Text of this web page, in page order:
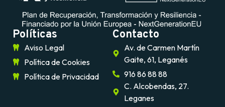
Políticas
Aviso Legal
Política de Cookies
Política de Privacidad
Contacto
Av. de Carmen Martín
Gaite, 61, Leganés
916 86 88 88
C. Alcobendas, 27.
Leganes